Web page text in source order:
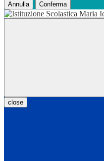
Annulla Conferma
close